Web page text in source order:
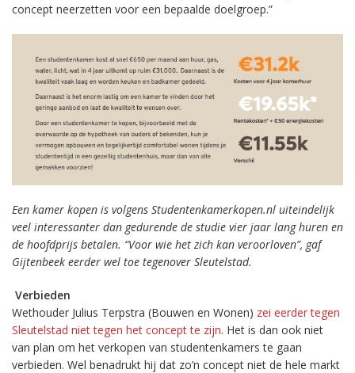
concept neerzetten voor een bepaalde doelgroep.”
Een kamer kopen is volgens Studentenkamerkopen.nl uiteindelijk
veel interessanter dan gedurende de studie vier jaar lang huren en
de hoofdprijs betalen. “Voor wie het zich kan veroorloven”, gaf
Gijtenbeek eerder wel toe tegenover Sleutelstad.
Verbieden
Wethouder Julius Terpstra (Bouwen en Wonen) zei eerder tegen
Sleutelstad niet tegen het concept te zijn. Het is dan ook niet
van plan om het verkopen van studentenkamers te gaan
verbieden. Wel benadrukt hij dat zo’n concept niet de hele markt